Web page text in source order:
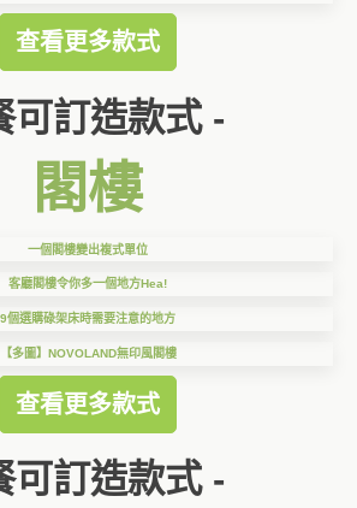
查看更多款式
可訂造款式 -
閣樓
一個閣樓變出複式單位
客廳閣樓令你多一個地方Hea!
9個選購碌架床時需要注意的地方
【多圖】NOVOLAND無印風閣樓
查看更多款式
可訂造款式 -